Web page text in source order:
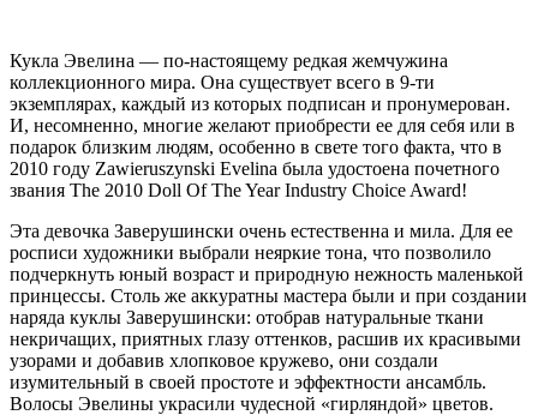
Кукла Эвелина — по-настоящему редкая жемчужина
коллекционного мира. Она существует всего в 9-ти
экземплярах, каждый из которых подписан и пронумерован.
И, несомненно, многие желают приобрести ее для себя или в
подарок близким людям, особенно в свете того факта, что в
2010 году Zawieruszynski Evelina была удостоена почетного
звания The 2010 Doll Of The Year Industry Choice Award!
Эта девочка Заверушински очень естественна и мила. Для ее
росписи художники выбрали неяркие тона, что позволило
подчеркнуть юный возраст и природную нежность маленькой
принцессы. Столь же аккуратны мастера были и при создании
наряда куклы Заверушински: отобрав натуральные ткани
некричащих, приятных глазу оттенков, расшив их красивыми
узорами и добавив хлопковое кружево, они создали
изумительный в своей простоте и эффектности ансамбль.
Волосы Эвелины украсили чудесной «гирляндой» цветов.